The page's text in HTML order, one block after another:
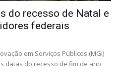
do recesso de Natal e
federais
em Serviços Públicos (MGI)
datas do recesso de fim de ano